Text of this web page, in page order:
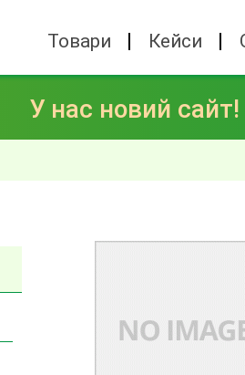
Товари Кейси
У нас новий